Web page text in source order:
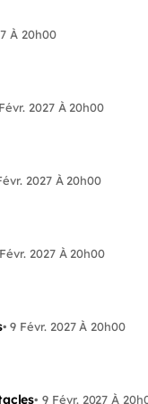
À 20h00
2027 À 20h00
2027 À 20h00
2027 À 20h00
•9 Févr. 2027 À 20h00
•9 Févr. 2027 À